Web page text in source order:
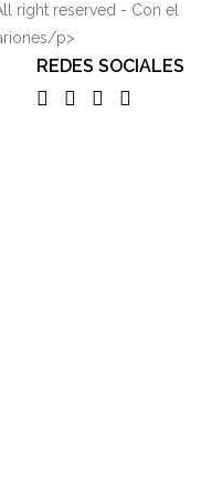
right reserved - Con el
p>
REDES SOCIALES